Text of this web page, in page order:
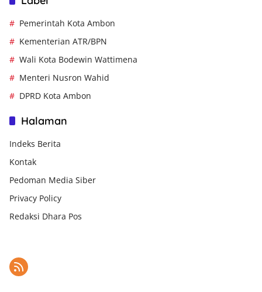
Pemerintah Kota Ambon
Kementerian ATR/BPN
Wali Kota Bodewin Wattimena
Menteri Nusron Wahid
DPRD Kota Ambon
Halaman
Indeks Berita
Kontak
Pedoman Media Siber
Privacy Policy
Redaksi Dhara Pos